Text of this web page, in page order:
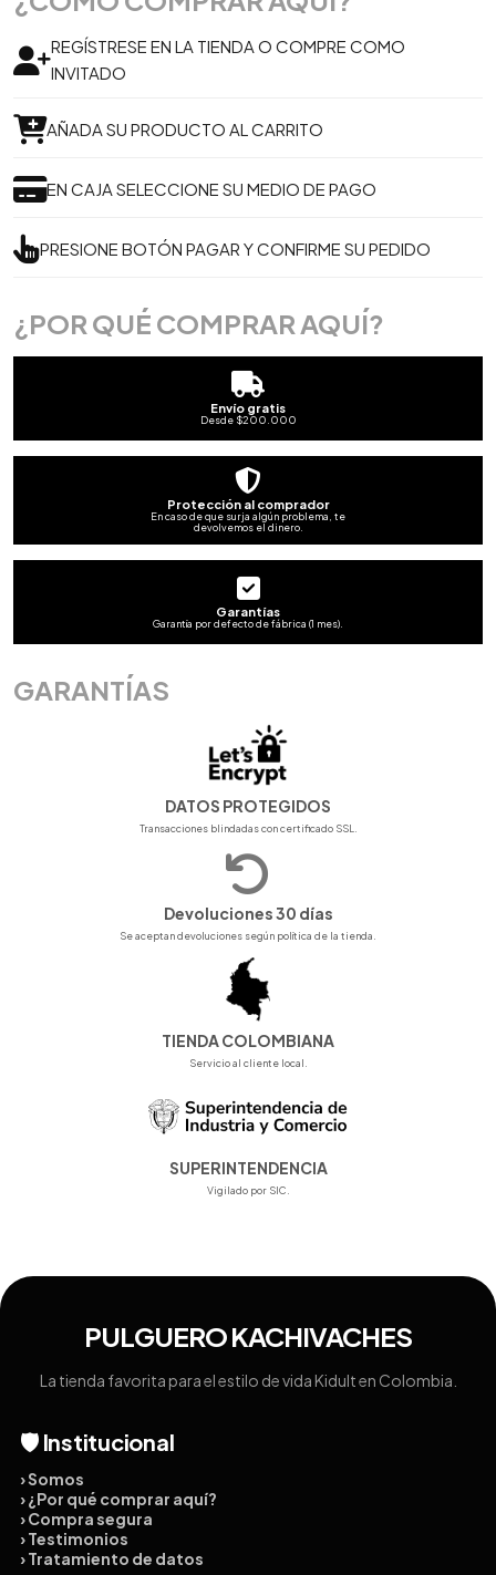
REGÍSTRESE EN LA TIENDA O COMPRE COMO
INVITADO
AÑADA SU PRODUCTO AL CARRITO
EN CAJA SELECCIONE SU MEDIO DE PAGO
PRESIONE BOTÓN PAGAR Y CONFIRME SU PEDIDO
¿POR QUÉ COMPRAR AQUÍ?
Envío gratis
Desde $200.000
Protección al comprador
En caso de que surja algún problema, te
devolvemos el dinero.
Garantías
Garantía por defecto de fábrica (1 mes).
GARANTÍAS
DATOS PROTEGIDOS
Transacciones blindadas con certificado SSL.
Devoluciones 30 días
Se aceptan devoluciones según política de la tienda.
TIENDA COLOMBIANA
Servicio al cliente local.
SUPERINTENDENCIA
Vigilado por SIC.
PULGUERO KACHIVACHES
La tienda favorita para el estilo de vida Kidult en Colombia.
🛡️ Institucional
› Somos
› ¿Por qué comprar aquí?
› Compra segura
› Testimonios
› Tratamiento de datos